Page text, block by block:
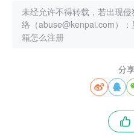
未经允许不得转载，若出现
络（abuse@kenpai.com）：
箱怎么注册
分
 
